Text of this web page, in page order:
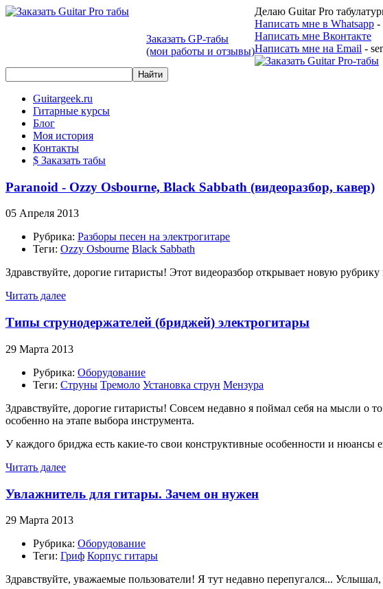
Заказать GP-табы
(мои работы и отзывы)
Делаю Guitar Pro
Написать мне в Whatsapp -
Написать мне Вконтакте
Написать мне на Email -
Guitargeek.ru
Гитарные курсы
Блог
Моя история
Контакты
$ Заказать табы
Paranoid - Ozzy Osbourne, Black Sabbath (видеоразбор, кавер)
05 Апреля 2013
Рубрика: Разборы песен на электрогитаре
Теги: Ozzy Osbourne Black Sabbath
Здравствуйте, дорогие гитаристы! Этот видеоразбор открывает новую рубрику
Читать далее
Типы струнодержателей (бриджей) электрогитары
29 Марта 2013
Рубрика: Оборудование
Теги: Струны Тремоло Установка струн Мензура
Здравствуйте, дорогие гитаристы! Совсем недавно я поймал себя на мысли о
особенно на этапе выбора инструмента.
У каждого бриджа есть какие-то свои конструктивные особенности и нюансы
Читать далее
Увлажнитель для гитары. Зачем он нужен
29 Марта 2013
Рубрика: Оборудование
Теги: Гриф Корпус гитары
Здравствуйте, уважаемые пользователи! Я тут недавно перепугался...